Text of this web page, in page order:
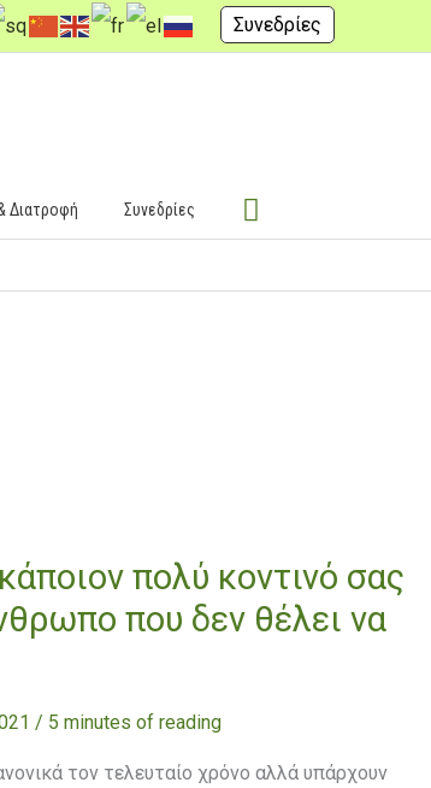
Συνεδρίες
Διατροφή Συνεδρίες
πολύ κοντινό σας
που δεν θέλει να
/ 5 minutes of reading
τον τελευταίο χρόνο αλλά υπάρχουν